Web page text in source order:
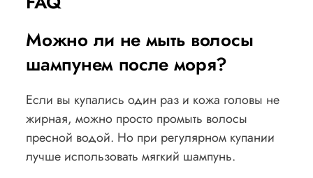
Можно ли не мыть волосы
шампунем после моря?
Если вы купались один раз и кожа головы не
жирная, можно просто промыть волосы
пресной водой. Но при регулярном купании
лучше использовать мягкий шампунь.